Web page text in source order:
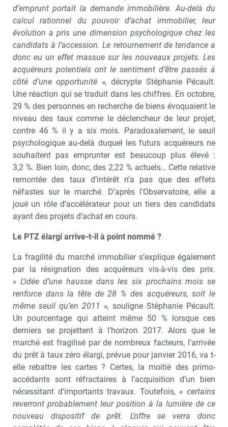
d’emprunt portait la demande immobilière. Au-delà du
calcul rationnel du pouvoir d’achat immobilier, leur
évolution a pris une dimension psychologique chez les
candidats à l’accession. Le retournement de tendance a
donc eu un effet massue sur les nouveaux projets. Les
acquéreurs potentiels ont le sentiment d’être passés à
côté d’une opportunité », décrypte Stéphanie Pécault.
Une réaction qui se traduit dans les chiffres. En octobre,
29 % des personnes en recherche de biens évoquaient le
niveau des taux comme le déclencheur de leur projet,
contre 46 % il y a six mois. Paradoxalement, le seuil
psychologique au-delà duquel les futurs acquéreurs ne
souhaitent pas emprunter est beaucoup plus élevé :
3,2 %. Bien loin, donc, des 2,22 % actuels… Cette relative
remontée des taux d’intérêt n’a pas que des effets
néfastes sur le marché. D’après l’Observatoire, elle a
joué un rôle d’accélérateur pour un tiers des candidats
ayant des projets d’achat en cours.
Le PTZ élargi arrive-t-il à point nommé ?
La fragilité du marché immobilier s’explique également
par la résignation des acquéreurs vis-à-vis des prix.
« L’idée d’une hausse dans les six prochains mois se
renforce dans la tête de 28 % des acquéreurs, soit le
même seuil qu’en 2011 », souligne Stéphanie Pécault.
Un pourcentage qui atteint même 50 % lorsque ces
derniers se projettent à l’horizon 2017. Alors que le
marché est fragilisé par de nombreux facteurs, l’arrivée
du prêt à taux zéro élargi, prévue pour janvier 2016, va t-
elle rebattre les cartes ? Certes, la moitié des primo-
accédants sont réfractaires à l’acquisition d’un bien
nécessitant d’importants travaux. Toutefois, « certains
reverront probablement leur position à la lumière de ce
nouveau dispositif de prêt. L’offre se verra donc